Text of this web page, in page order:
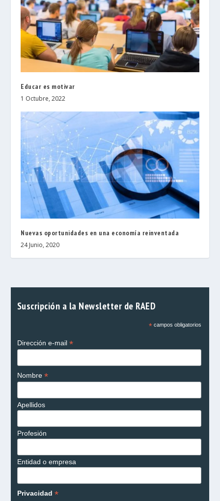
Educar es motivar
1 Octubre, 2022
Nuevas oportunidades en una economía reinventada
24 Junio, 2020
Suscripción a la Newsletter de RAED
*campos obligatorios
Dirección e-mail *
Nombre *
Apellidos
Profesión
Entidad o empresa
Privacidad *